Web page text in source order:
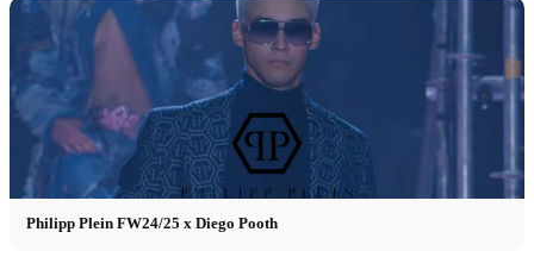
Philipp Plein FW24/25 x Diego Pooth